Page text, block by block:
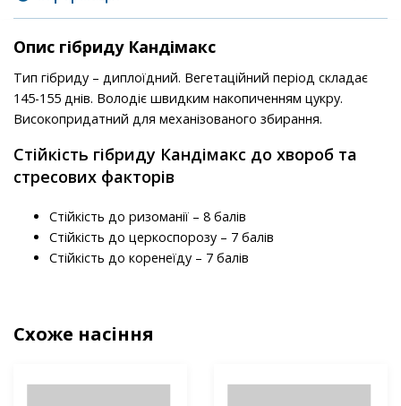
Опис гібриду Кандімакс
Тип гібриду – диплоїдний. Вегетаційний період складає
145-155 днів. Володіє швидким накопиченням цукру.
Високопридатний для механізованого збирання.
Стійкість гібриду Кандімакс до хвороб та
стресових факторів
Стійкість до ризоманії – 8 балів
Стійкість до церкоспорозу – 7 балів
Стійкість до коренеїду – 7 балів
Схоже насіння